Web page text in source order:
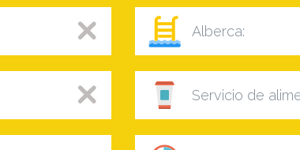
Alberca:
Servicio de